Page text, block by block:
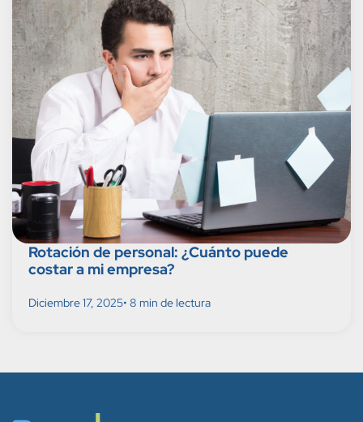
Rotación de personal: ¿Cuánto puede
costar a mi empresa?
Diciembre 17, 2025• 8 min de lectura